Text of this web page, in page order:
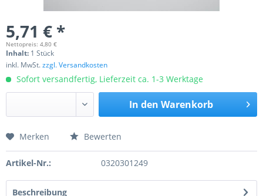
5,71 € *
Nettopreis: 4,80 €
Inhalt: 1 Stück
inkl. MwSt.zzgl. Versandkosten
Sofort versandfertig, Lieferzeit ca. 1-3 Werktage
In den Warenkorb
Preis anfragen
Merken Bewerten
Artikel-Nr.: 0320301249
Beschreibung